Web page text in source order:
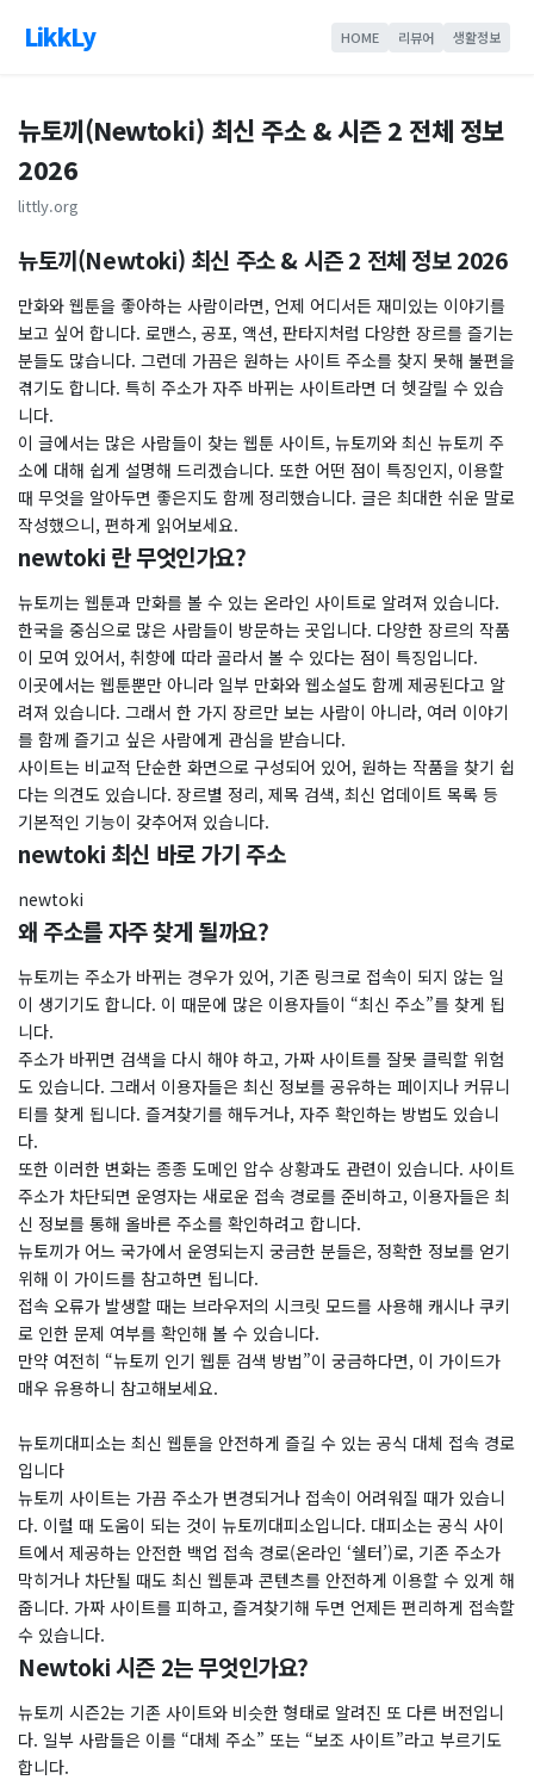
LikkLy HOME 리뷰어 생활정보
뉴토끼(Newtoki) 최신 주소 & 시즌 2 전체 정보
2026
littly.org
뉴토끼(Newtoki) 최신 주소 & 시즌 2 전체 정보 2026
만화와 웹툰을 좋아하는 사람이라면, 언제 어디서든 재미있는 이야기를
보고 싶어 합니다. 로맨스, 공포, 액션, 판타지처럼 다양한 장르를 즐기는
분들도 많습니다. 그런데 가끔은 원하는 사이트 주소를 찾지 못해 불편을
겪기도 합니다. 특히 주소가 자주 바뀌는 사이트라면 더 헷갈릴 수 있습
니다.
이 글에서는 많은 사람들이 찾는 웹툰 사이트, 뉴토끼와 최신 뉴토끼 주
소에 대해 쉽게 설명해 드리겠습니다. 또한 어떤 점이 특징인지, 이용할
때 무엇을 알아두면 좋은지도 함께 정리했습니다. 글은 최대한 쉬운 말로
작성했으니, 편하게 읽어보세요.
newtoki 란 무엇인가요?
뉴토끼는 웹툰과 만화를 볼 수 있는 온라인 사이트로 알려져 있습니다.
한국을 중심으로 많은 사람들이 방문하는 곳입니다. 다양한 장르의 작품
이 모여 있어서, 취향에 따라 골라서 볼 수 있다는 점이 특징입니다.
이곳에서는 웹툰뿐만 아니라 일부 만화와 웹소설도 함께 제공된다고 알
려져 있습니다. 그래서 한 가지 장르만 보는 사람이 아니라, 여러 이야기
를 함께 즐기고 싶은 사람에게 관심을 받습니다.
사이트는 비교적 단순한 화면으로 구성되어 있어, 원하는 작품을 찾기 쉽
다는 의견도 있습니다. 장르별 정리, 제목 검색, 최신 업데이트 목록 등
기본적인 기능이 갖추어져 있습니다.
newtoki 최신 바로 가기 주소
newtoki
왜 주소를 자주 찾게 될까요?
뉴토끼는 주소가 바뀌는 경우가 있어, 기존 링크로 접속이 되지 않는 일
이 생기기도 합니다. 이 때문에 많은 이용자들이 “최신 주소”를 찾게 됩
니다.
주소가 바뀌면 검색을 다시 해야 하고, 가짜 사이트를 잘못 클릭할 위험
도 있습니다. 그래서 이용자들은 최신 정보를 공유하는 페이지나 커뮤니
티를 찾게 됩니다. 즐겨찾기를 해두거나, 자주 확인하는 방법도 있습니
다.
또한 이러한 변화는 종종 도메인 압수 상황과도 관련이 있습니다. 사이트
주소가 차단되면 운영자는 새로운 접속 경로를 준비하고, 이용자들은 최
신 정보를 통해 올바른 주소를 확인하려고 합니다.
뉴토끼가 어느 국가에서 운영되는지 궁금한 분들은, 정확한 정보를 얻기
위해 이 가이드를 참고하면 됩니다.
접속 오류가 발생할 때는 브라우저의 시크릿 모드를 사용해 캐시나 쿠키
로 인한 문제 여부를 확인해 볼 수 있습니다.
만약 여전히 “뉴토끼 인기 웹툰 검색 방법”이 궁금하다면, 이 가이드가
매우 유용하니 참고해보세요.
뉴토끼대피소는 최신 웹툰을 안전하게 즐길 수 있는 공식 대체 접속 경로
입니다
뉴토끼 사이트는 가끔 주소가 변경되거나 접속이 어려워질 때가 있습니
다. 이럴 때 도움이 되는 것이 뉴토끼대피소입니다. 대피소는 공식 사이
트에서 제공하는 안전한 백업 접속 경로(온라인 ‘쉘터’)로, 기존 주소가
막히거나 차단될 때도 최신 웹툰과 콘텐츠를 안전하게 이용할 수 있게 해
줍니다. 가짜 사이트를 피하고, 즐겨찾기해 두면 언제든 편리하게 접속할
수 있습니다.
Newtoki 시즌 2는 무엇인가요?
뉴토끼 시즌2는 기존 사이트와 비슷한 형태로 알려진 또 다른 버전입니
다. 일부 사람들은 이를 “대체 주소” 또는 “보조 사이트”라고 부르기도
합니다.